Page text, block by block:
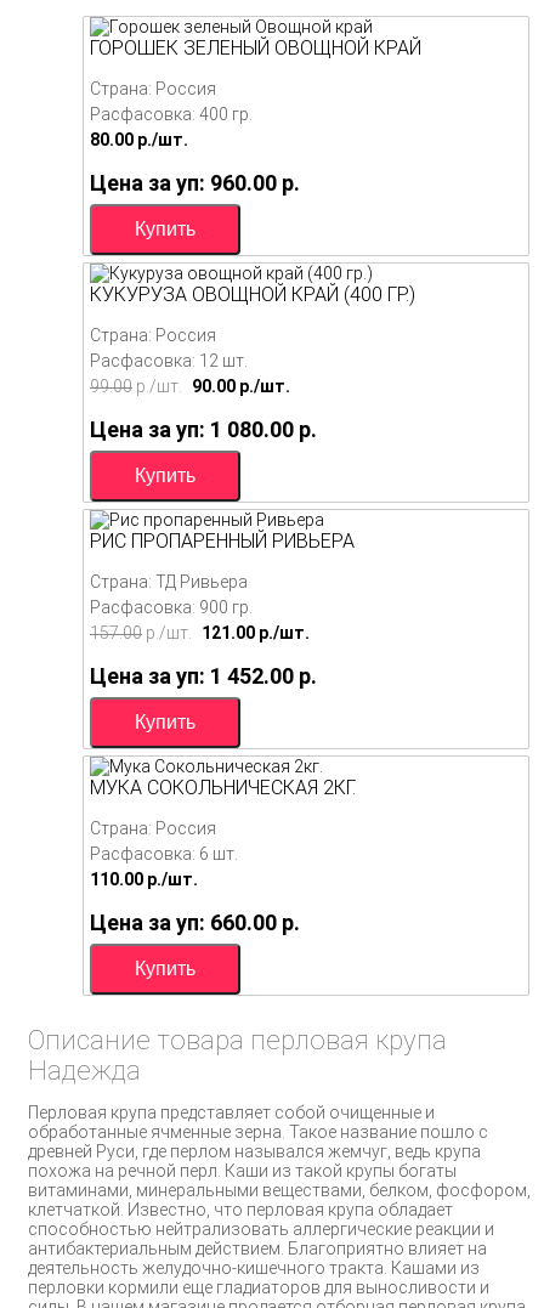
ГОРОШЕК ЗЕЛЕНЫЙ ОВОЩНОЙ КРАЙ
Страна: Россия
Расфасовка: 400 гр.
80.00 p./шт.
Цена за уп: 960.00 p.
КУКУРУЗА ОВОЩНОЙ КРАЙ (400 ГР.)
Страна: Россия
Расфасовка: 12 шт.
99.00 p./шт. 90.00 p./шт.
Цена за уп: 1 080.00 p.
РИС ПРОПАРЕННЫЙ РИВЬЕРА
Страна: ТД Ривьера
Расфасовка: 900 гр.
157.00 p./шт. 121.00 p./шт.
Цена за уп: 1 452.00 p.
МУКА СОКОЛЬНИЧЕСКАЯ 2КГ.
Страна: Россия
Расфасовка: 6 шт.
110.00 p./шт.
Цена за уп: 660.00 p.
Описание товара перловая крупа
Надежда
Перловая крупа представляет собой очищенные и
обработанные ячменные зерна. Такое название пошло с
древней Руси, где перлом назывался жемчуг, ведь крупа
похожа на речной перл. Каши из такой крупы богаты
витаминами, минеральными веществами, белком, фосфором,
клетчаткой. Известно, что перловая крупа обладает
способностью нейтрализовать аллергические реакции и
антибактериальным действием. Благоприятно влияет на
деятельность желудочно-кишечного тракта. Кашами из
перловки кормили еще гладиаторов для выносливости и